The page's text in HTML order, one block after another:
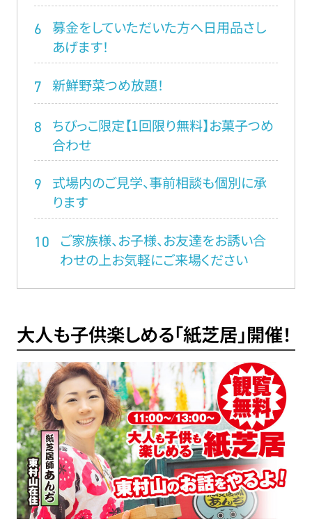
6
募金をしていただいた方へ日用品さし
あげます！
7 新鮮野菜つめ放題！
8
ちびっこ限定【1回限り無料】お菓子つめ
合わせ
9
式場内のご見学、事前相談も個別に承
ります
10
ご家族様、お子様、お友達をお誘い合
わせの上お気軽にご来場ください
大人も子供楽しめる「紙芝居」開催！